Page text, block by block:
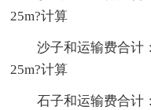
25m?计算
沙子和运输费合
25m?计算
石子和运输费合计